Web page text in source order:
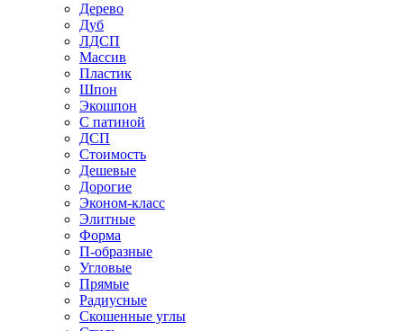
Дерево
Дуб
ЛДСП
Массив
Пластик
Шпон
Экошпон
С патиной
ДСП
Стоимость
Дешевые
Дорогие
Эконом-класс
Элитные
Форма
П-образные
Угловые
Прямые
Радиусные
Скошенные углы